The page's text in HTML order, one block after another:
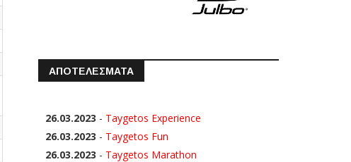
ΑΠΟΤΕΛΕΣΜΑΤΑ
26.03.2023 - Taygetos Experience
26.03.2023 - Taygetos Fun
26.03.2023 - Taygetos Marathon